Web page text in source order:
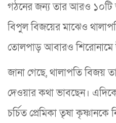
গঠনের জন্য তার আরও
বিপুল বিজয়ের মাঝেও
তোলপাড় আবারও শিরোনামে
জানা গেছে, থালাপতি বিজয়
দেওয়ার কথা ভাবছেন।
চর্চিত প্রেমিকা তৃষা